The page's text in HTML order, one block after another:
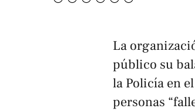
La
público su
la Policía en
personas